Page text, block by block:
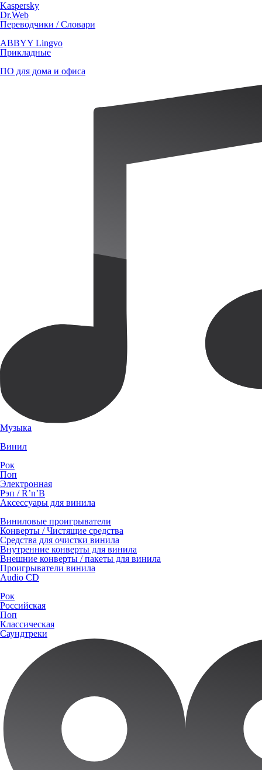
Kaspersky
Dr.Web
Переводчики / Словари
ABBYY Lingvo
Прикладные
ПО для дома и офиса
Музыка
Винил
Рок
Поп
Электронная
Рэп / R’n’B
Аксессуары для винила
Виниловые проигрыватели
Конверты / Чистящие средства
Средства для очистки винила
Внутренние конверты для винила
Внешние конверты / пакеты для винила
Проигрыватели винила
Audio CD
Рок
Российская
Поп
Классическая
Саундтреки